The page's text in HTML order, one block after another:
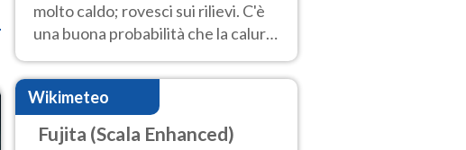
molto caldo; rovesci sui rilievi. C'è
una buona probabilità che la calura
possa protrarsi fino almeno a
Ferragosto
Wikimeteo
Fujita (Scala Enhanced)